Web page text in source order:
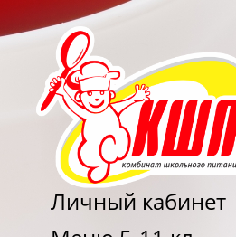
Личный кабинет